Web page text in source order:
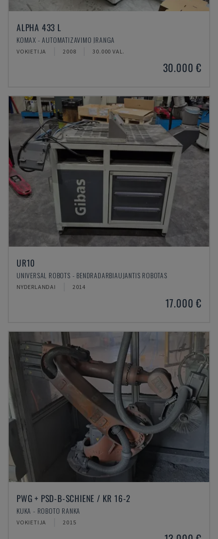
ALPHA 433 L
KOMAX - AUTOMATIZAVIMO ĮRANGA
VOKIETIJA 2008 30.000 VAL.
30.000 €
UR10
UNIVERSAL ROBOTS - BENDRADARBIAUJANTIS ROBOTAS
NYDERLANDAI 2014
17.000 €
PWG + PSD-B-SCHIENE / KR 16-2
KUKA - ROBOTO RANKA
VOKIETIJA 2015